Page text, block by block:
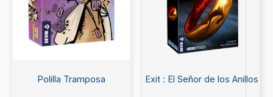
Polilla Tramposa Exit : El Señor de los Anillos